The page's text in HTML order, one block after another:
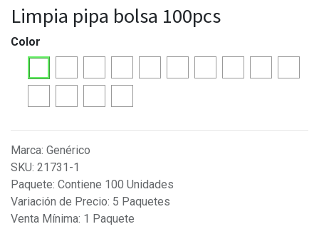
Limpia pipa bolsa 100pcs
Color
Marca: Genérico
SKU: 21731-1
Paquete: Contiene 100 Unidades
Variación de Precio: 5 Paquetes
Venta Mínima: 1 Paquete